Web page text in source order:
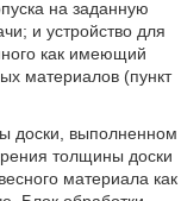
на заданную
и устройство для
как имеющий
материалов (пункт
доски, выполненном
толщины доски
материала как